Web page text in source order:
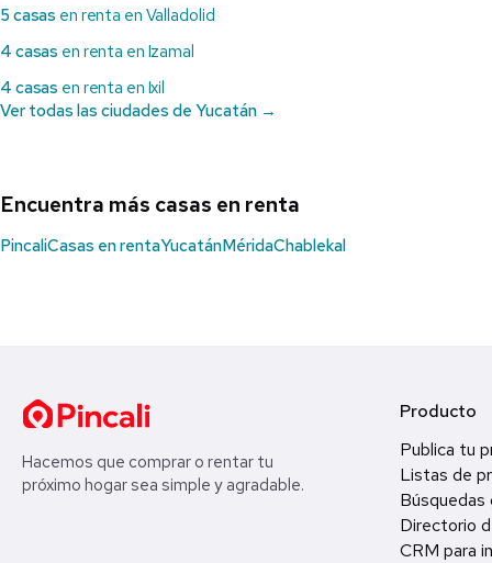
5 casas en renta en Valladolid
4 casas en renta en Izamal
4 casas en renta en Ixil
Ver todas las ciudades de Yucatán →
Encuentra más casas en renta
PincaliCasas en rentaYucatánMéridaChablekal
Hacemos que comprar o rentar tu
próximo hogar sea simple y agradable.
Producto
Publica tu
Listas de
Búsquedas
Directorio
CRM para